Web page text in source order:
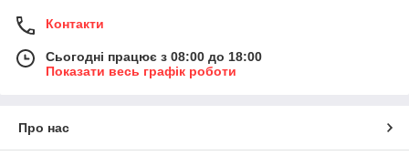
Контакти
Сьогодні працює з 08:00 до 18:00
Показати весь графік роботи
Про нас